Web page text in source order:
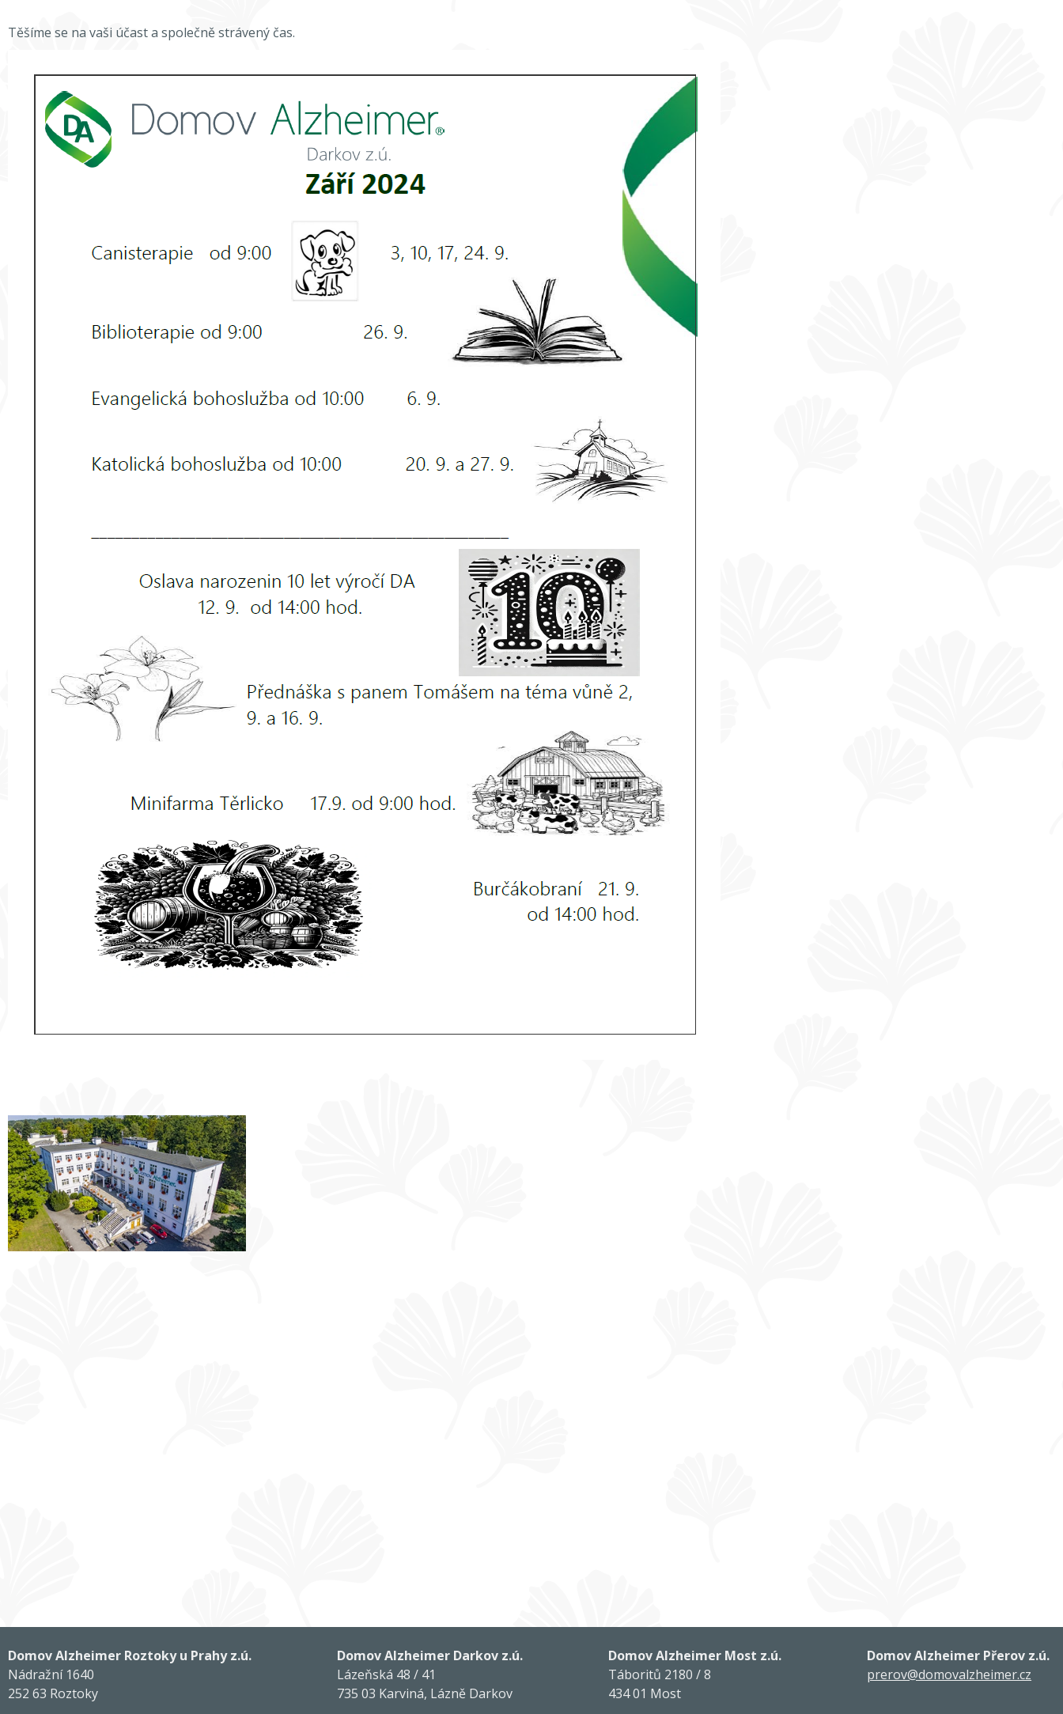
Těšíme se na vaši účast a společně strávený čas.
Domov Alzheimer Roztoky u Prahy z.ú.
Nádražní 1640
252 63 Roztoky
Domov Alzheimer Darkov z.ú.
Lázeňská 48 / 41
735 03 Karviná, Lázně Darkov
Domov Alzheimer Most z.ú.
Táboritů 2180 / 8
434 01 Most
Domov Alzheimer Přerov z.ú.
prerov@domovalzheimer.cz